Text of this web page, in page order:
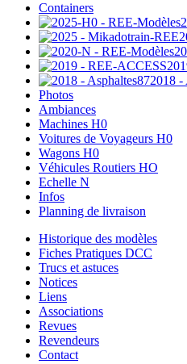
Containers
2018 -
Photos
Ambiances
Machines H0
Voitures de Voyageurs H0
Wagons H0
Véhicules Routiers HO
Echelle N
Infos
Planning de livraison
Historique des modèles
Fiches Pratiques DCC
Trucs et astuces
Notices
Liens
Associations
Revues
Revendeurs
Contact